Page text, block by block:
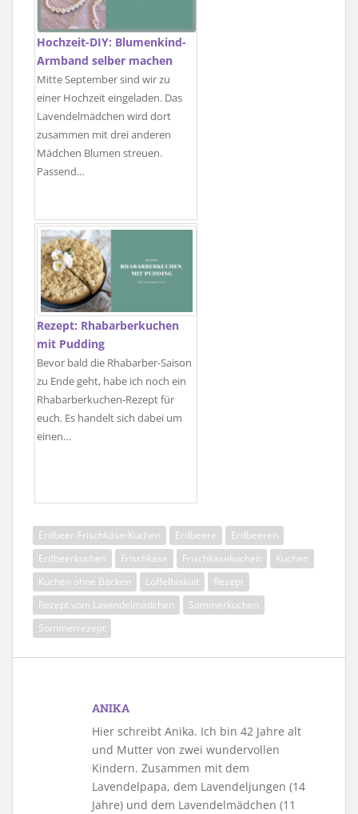
Hochzeit-DIY: Blumenkind-
Armband selber machen
Mitte September sind wir zu
einer Hochzeit eingeladen. Das
Lavendelmädchen wird dort
zusammen mit drei anderen
Mädchen Blumen streuen.
Passend…
Rezept: Rhabarberkuchen
mit Pudding
Bevor bald die Rhabarber-Saison
zu Ende geht, habe ich noch ein
Rhabarberkuchen-Rezept für
euch. Es handelt sich dabei um
einen…
Erdbeer-Frischkäse-Kuchen Erdbeere
Erdbeeren
Erdbeerkuchen
Frischkäse Frischkäsekuchen
Kuchen
Kuchen ohne Backen
Löffelbiskuit
Rezept
Rezept vom Lavendelmädchen
Sommerkuchen
Sommerrezept
ANIKA
Hier schreibt Anika. Ich bin 42 Jahre alt
und Mutter von zwei wundervollen
Kindern. Zusammen mit dem
Lavendelpapa, dem Lavendeljungen (14
Jahre) und dem Lavendelmädchen (11